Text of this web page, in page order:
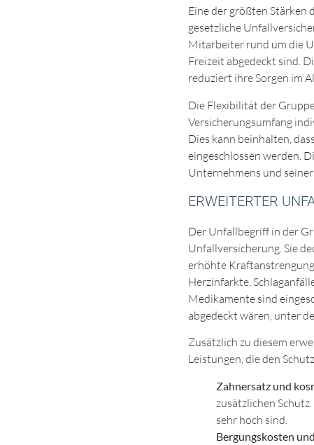
Eine der größten Stärken
gesetzliche
Mitarbeiter rund um die
Freizeit abgedeckt sind.
reduziert ihre Sorgen im
Die Flexibilität der
Versicherungsumfang
Dies kann beinhalten,
eingeschlossen werden.
Unternehmens und
ERWEITERTER
Der Unfallbegriff in der
Unfallversicherung. Sie
erhöhte
Herzinfarkte,
Medikamente sind
abgedeckt wären, unter
Zusätzlich zu diesem
Leistungen, die den
Zahnersatz und
zusätzlichen
sehr hoch sind.
Bergungskosten